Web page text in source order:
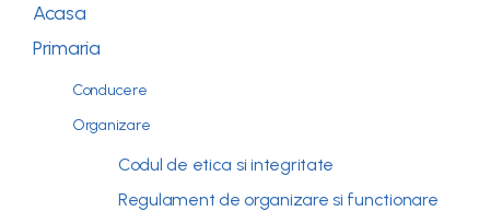
Acasa
Primaria
Conducere
Organizare
Codul de etica si integritate
Regulament de organizare si functionare